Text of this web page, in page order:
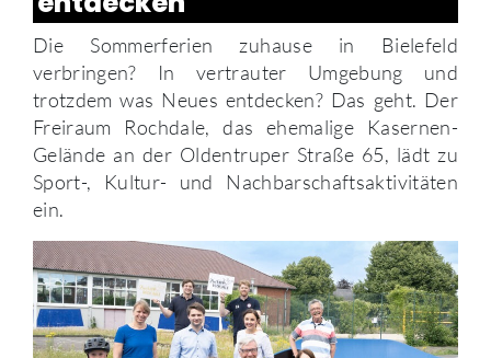
Die Sommerferien zuhause in Bielefeld
verbringen? In vertrauter Umgebung und
trotzdem was Neues entdecken? Das geht. Der
Freiraum Rochdale, das ehemalige Kasernen-
Gelände an der Oldentruper Straße 65, lädt zu
Sport-, Kultur- und Nachbarschaftsaktivitäten
ein.